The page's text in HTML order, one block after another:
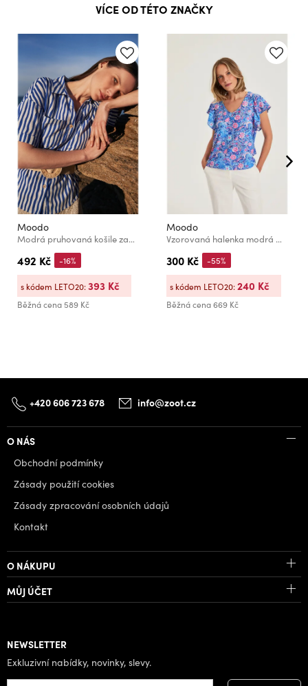
VÍCE OD TÉTO ZNAČKY
Moodo
Modrá pruhovaná košile zapínaná na knoflíky s kapsami Moodo
492 Kč
Běžná cena589 Kč
-16%
s kódem LETO20:393 Kč
Moodo
Vzorovaná halenka modrá Moodo
300 Kč
Běžná cena669 Kč
-55%
s kódem LETO20:240 Kč
+420 606 723 678 info@zoot.cz
O NÁS
Obchodní podmínky
Zásady použití cookies
Zásady zpracování osobních údajů
Kontakt
O NÁKUPU
MŮJ ÚČET
NEWSLETTER
Exkluzivní nabídky, novinky, slevy.